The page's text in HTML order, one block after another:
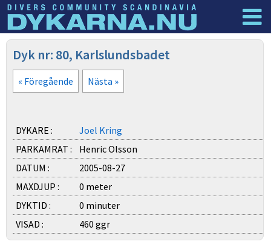
Dyknyheter
Dyk nr: 80, Karlslundsbadet
« Föregående Nästa »
DYKARE :
Joel Kring
PARKAMRAT :
Henric Olsson
DATUM :
2005-08-27
MAXDJUP :
0 meter
DYKTID :
0 minuter
VISAD :
460 ggr